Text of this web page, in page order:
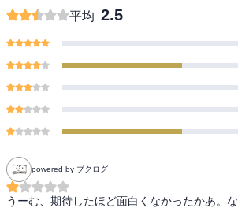
これぞ解説者の覚悟と矜持のモーレツ対談！
第2章 ああ、指導者はつらいよ
第3章 「球数制限」についてモノ申す！
第5章 プロ野球をX倍楽しくする方法
第6章 野球界の「未来」と「今」を語り尽く
平均 2.5
powered by ブクログ
うーむ、期待したほど面白くなかったかあ。な